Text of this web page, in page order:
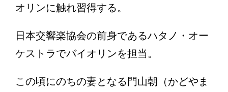
オリンに触れ習得する。
日本交響楽協会の前身であるハタノ・オー
ケストラでバイオリンを担当。
この頃にのちの妻となる門山朝（かどやま